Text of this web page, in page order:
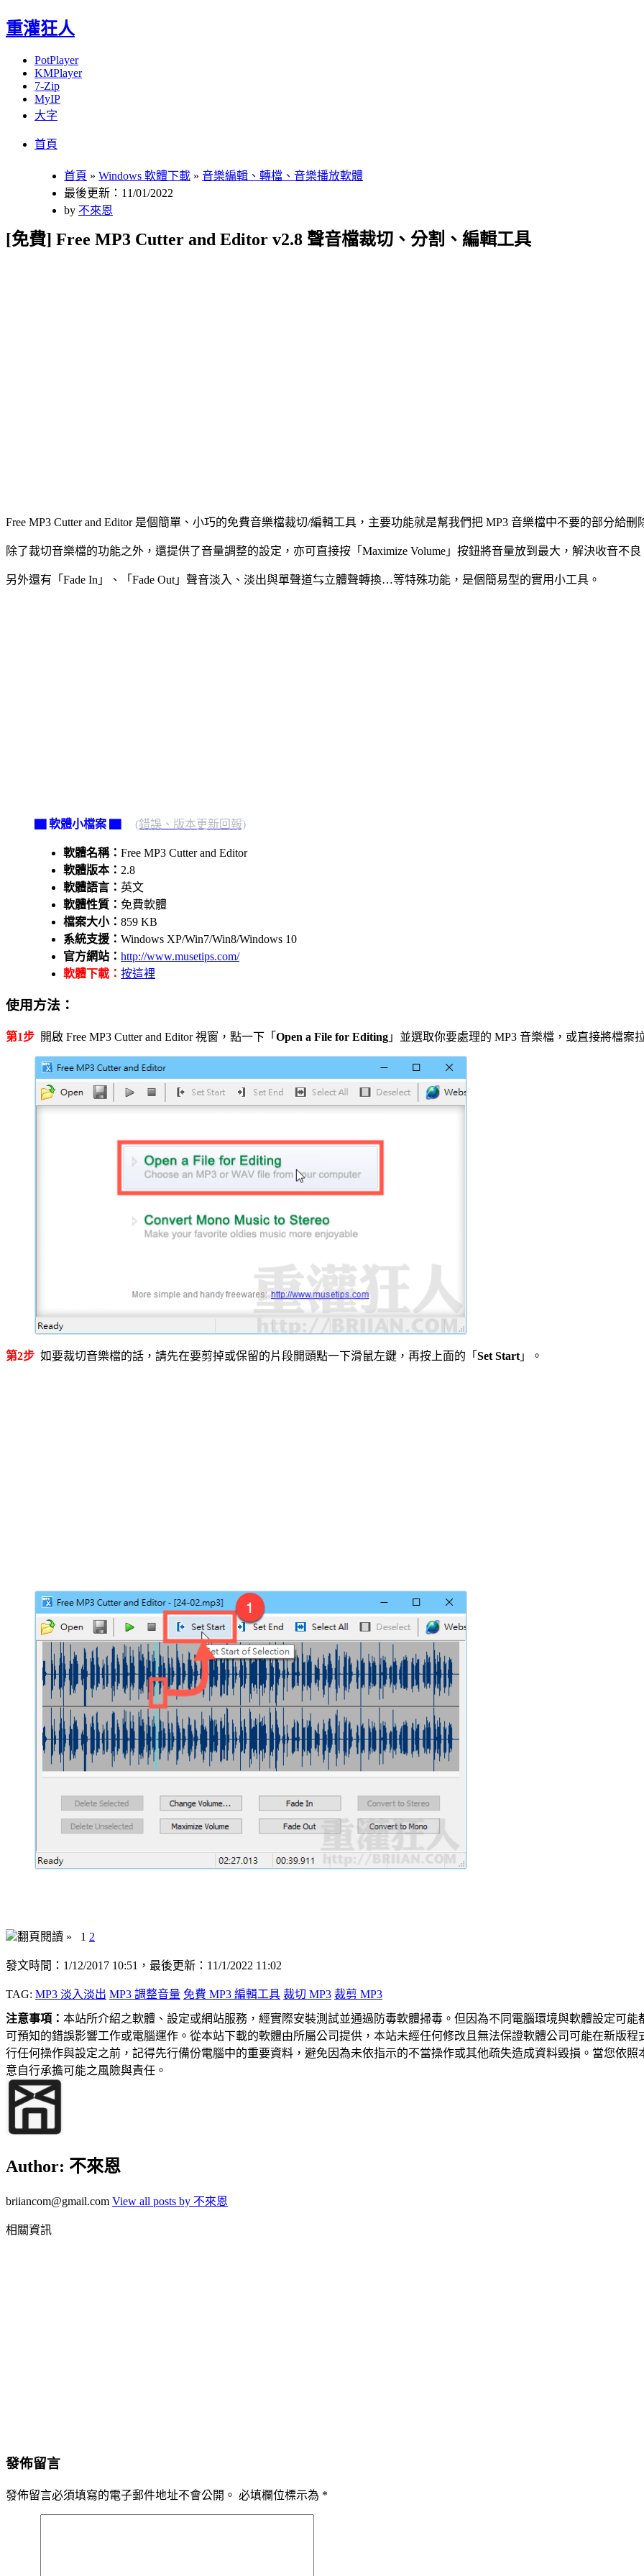
重灌狂人
PotPlayer
KMPlayer
7-Zip
MyIP
大字
首頁
首頁 » Windows 軟體下載 » 音樂編輯、轉檔、音樂播放軟體
最後更新：11/01/2022
by 不來恩
[免費] Free MP3 Cutter and Editor v2.8 聲音檔裁切、分割、編輯工具
Free MP3 Cutter and Editor 是個簡單、小巧的免費音樂檔裁切/編輯工具，主要功能就是幫我們把 MP3 音樂檔中不要的部分給刪
除了裁切音樂檔的功能之外，還提供了音量調整的設定，亦可直接按「Maximize Volume」按鈕將音量放到最大，解決收音不良
另外還有「Fade In」、「Fade Out」聲音淡入、淡出與單聲道⇆立體聲轉換…等特殊功能，是個簡易型的實用小工具。
▇ 軟體小檔案 ▇ (錯誤、版本更新回報)
軟體名稱： Free MP3 Cutter and Editor
軟體版本： 2.8
軟體語言： 英文
軟體性質： 免費軟體
檔案大小： 859 KB
系統支援： Windows XP/Win7/Win8/Windows 10
官方網站： http://www.musetips.com/
軟體下載： 按這裡
使用方法：
第1步 開啟 Free MP3 Cutter and Editor 視窗，點一下「 Open a File for Editing 」並選取你要處理的 MP3 音樂檔，或直接將檔案
第2步 如要裁切音樂檔的話，請先在要剪掉或保留的片段開頭點一下滑鼠左鍵，再按上面的「 Set Start 」。
翻頁閱讀 » 1 2
發文時間：1/12/2017 10:51，最後更新：11/1/2022 11:02
TAG: MP3 淡入淡出 MP3 調整音量 免費 MP3 編輯工具 裁切 MP3 裁剪 MP3
注意事項： 本站所介紹之軟體、設定或網站服務，經實際安裝測試並通過防毒軟體掃毒。但因為不同電腦環境與軟體設定可
可預知的錯誤影響工作或電腦運作。從本站下載的軟體由所屬公司提供，本站未經任何修改且無法保證軟體公司可能在新版
行任何操作與設定之前，記得先行備份電腦中的重要資料，避免因為未依指示的不當操作或其他疏失造成資料毀損。當您依
意自行承擔可能之風險與責任。
Author: 不來恩
briiancom@gmail.com View all posts by 不來恩
相關資訊
發佈留言
發佈留言必須填寫的電子郵件地址不會公開。 必填欄位標示為 *